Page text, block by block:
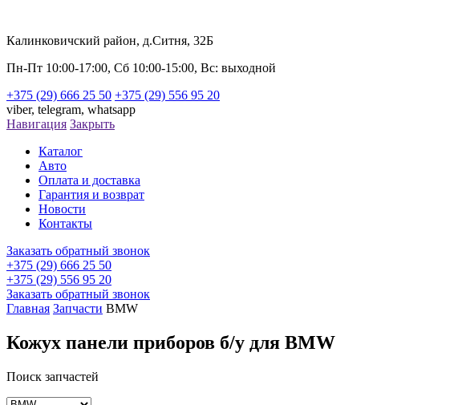
Калинковичский район, д.Ситня, 32Б
Пн-Пт 10:00-17:00, Сб 10:00-15:00, Вс: выходной
+375 (29) 666 25 50 +375 (29) 556 95 20
viber, telegram, whatsapp
Навигация Закрыть
Каталог
Авто
Оплата и доставка
Гарантия и возврат
Новости
Контакты
Заказать обратный звонок
+375 (29) 666 25 50
+375 (29) 556 95 20
Заказать обратный звонок
Главная Запчасти BMW
Кожух панели приборов б/у для BMW
Поиск запчастей